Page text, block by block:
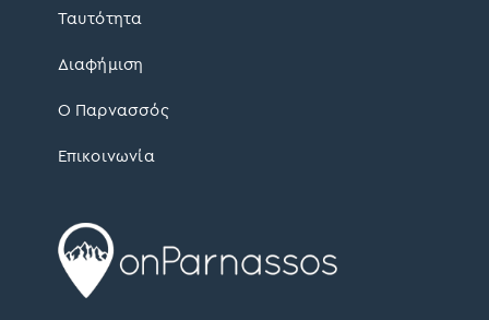
Ταυτότητα
Διαφήμιση
Ο Παρνασσός
Επικοινωνία